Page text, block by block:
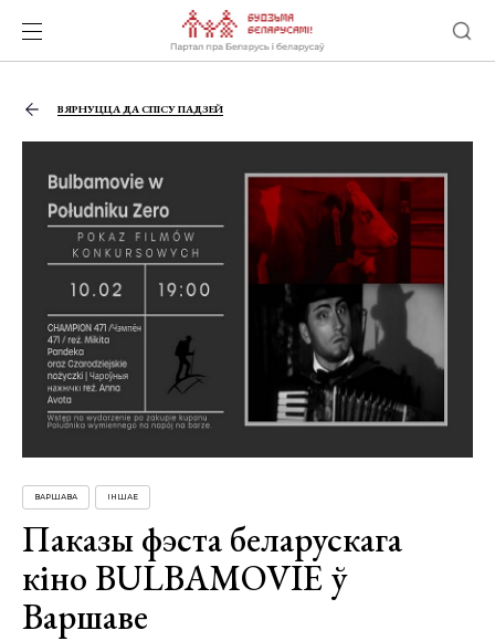
ВЯРНУЦЦА ДА СПІСУ ПАДЗЕЙ
ВАРШАВА ІНШАЕ
Паказы фэста беларускага
кіно BULBAMOVIE ў
Варшаве